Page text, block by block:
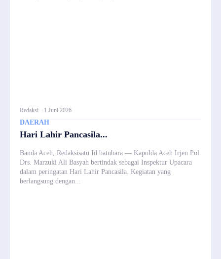
Redaksi - 1 Juni 2026
DAERAH
Hari Lahir Pancasila...
Banda Aceh, Redaksisatu.Id.batubara — Kapolda Aceh Irjen Pol.
Drs. Marzuki Ali Basyah bertindak sebagai Inspektur Upacara
dalam peringatan Hari Lahir Pancasila. Kegiatan yang
berlangsung dengan...